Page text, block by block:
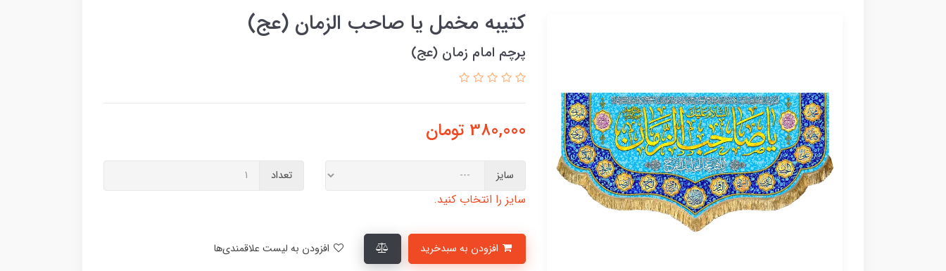
کتیبه مخمل یا صاحب الزمان (عج)
پرچم امام زمان (عج)
380,000 تومان
سایز
سایز را انتخاب کنید.
تعداد